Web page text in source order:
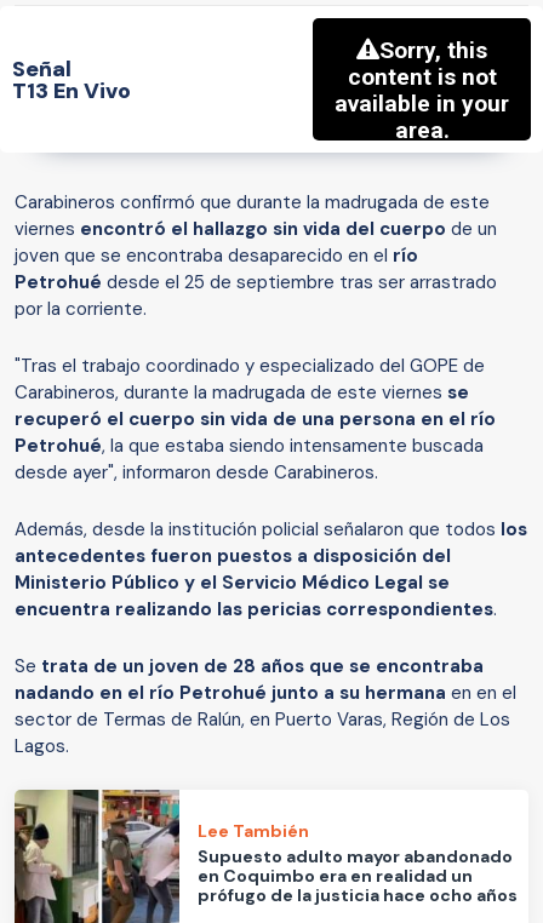
Señal
T13 En Vivo
Carabineros confirmó que durante la madrugada de este
viernes encontró el hallazgo sin vida del cuerpo de un
joven que se encontraba desaparecido en el río
Petrohué desde el 25 de septiembre tras ser arrastrado
por la corriente.
"Tras el trabajo coordinado y especializado del GOPE de
Carabineros, durante la madrugada de este viernes se
recuperó el cuerpo sin vida de una persona en el río
Petrohué, la que estaba siendo intensamente buscada
desde ayer", informaron desde Carabineros.
Además, desde la institución policial señalaron que todos los
antecedentes fueron puestos a disposición del
Ministerio Público y el Servicio Médico Legal se
encuentra realizando las pericias correspondientes.
Se trata de un joven de 28 años que se encontraba
nadando en el río Petrohué junto a su hermana en en el
sector de Termas de Ralún, en Puerto Varas, Región de Los
Lagos.
Lee También
Supuesto adulto mayor abandonado
en Coquimbo era en realidad un
prófugo de la justicia hace ocho años